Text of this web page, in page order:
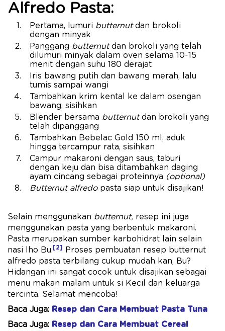
Alfredo Pasta:
Pertama, lumuri butternutdan brokoli
dengan minyak
Panggang butternutdan brokoli yang telah
dilumuri minyak dalam oven selama 10-15
menit dengan suhu 180 derajat
Iris bawang putih dan bawang merah, lalu
tumis sampai wangi
Tambahkan krim kental ke dalam osengan
bawang, sisihkan
Blender bersama butternutdan brokoli yang
telah dipanggang
Tambahkan Bebelac Gold 150 ml, aduk
hingga tercampur rata, sisihkan
Campur makaroni dengan saus, taburi
dengan keju dan bisa ditambahkan daging
ayam cincang sebagai proteinnya (optional)
Butternut alfredopasta siap untuk disajikan!
Selain menggunakan butternut, resep ini juga
menggunakan pasta yang berbentuk makaroni.
Pasta merupakan sumber karbohidrat lain selain
nasi lho Bu. [2]
Proses pembuatan resep butternut
alfredo pasta terbilang cukup mudah kan, Bu?
Hidangan ini sangat cocok untuk disajikan sebagai
menu makan malam untuk si Kecil dan keluarga
tercinta. Selamat mencoba!
Baca Juga: Resep dan Cara Membuat Pasta Tuna
Baca Juga: Resep dan Cara Membuat Cereal